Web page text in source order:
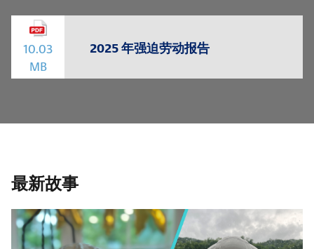
10.03
MB
2025 年强迫劳动报告
最新故事